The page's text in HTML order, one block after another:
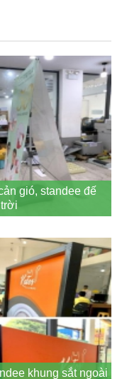
gió, standee đế
khung sắt ngoài